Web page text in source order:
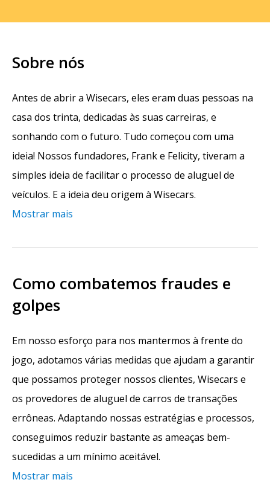
Sobre nós
Antes de abrir a Wisecars, eles eram duas pessoas na
casa dos trinta, dedicadas às suas carreiras, e
sonhando com o futuro. Tudo começou com uma
ideia! Nossos fundadores, Frank e Felicity, tiveram a
simples ideia de facilitar o processo de aluguel de
veículos. E a ideia deu origem à Wisecars.
Mostrar mais
Como combatemos fraudes e
golpes
Em nosso esforço para nos mantermos à frente do
jogo, adotamos várias medidas que ajudam a garantir
que possamos proteger nossos clientes, Wisecars e
os provedores de aluguel de carros de transações
errôneas. Adaptando nossas estratégias e processos,
conseguimos reduzir bastante as ameaças bem-
sucedidas a um mínimo aceitável.
Mostrar mais